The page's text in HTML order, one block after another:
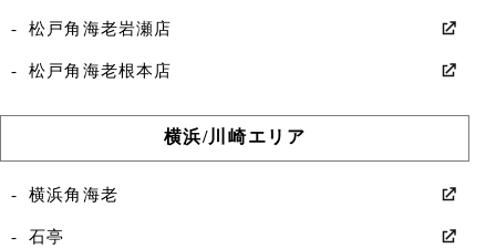
松戸角海老岩瀬店
松戸角海老根本店
横浜/川崎エリア
横浜角海老
石亭